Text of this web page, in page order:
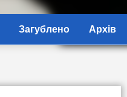
Загублено Архів